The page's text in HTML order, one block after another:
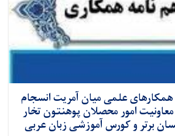
همکارهای علمی میان آمریت انسجام
امور محصلان پوهنتون تخار
برتر و کورس آموزشی زبان عربی